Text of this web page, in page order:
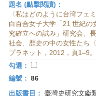
題名 (點擊閱讀)：
〈私はどのように台湾フェ
白百合女子大学「21 世紀の
究確立への試み」研究会、
社会、歴史の中の女性たち
プラネット，2012，頁1–9。
勾選：
編號： 86
出版書目： 臺灣史研究文獻